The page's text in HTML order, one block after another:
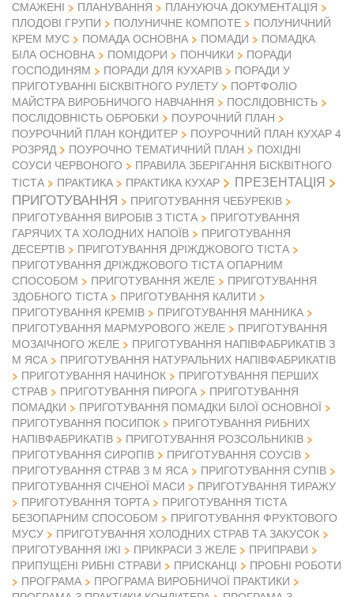
СМАЖЕНІ ПЛАНУВАННЯ
ПЛАНУЮЧА ДОКУМЕНТАЦІЯ
ПЛОДОВІ ГРУПИ
ПОЛУНИЧНЕ КОМПОТЕ
ПОЛУНИЧНИЙ
КРЕМ МУС
ПОМАДА ОСНОВНА ПОМАДИ
ПОМАДКА
БІЛА ОСНОВНА
ПОМІДОРИ ПОНЧИКИ
ПОРАДИ
ГОСПОДИНЯМ
ПОРАДИ ДЛЯ КУХАРІВ
ПОРАДИ У
ПРИГОТУВАННІ БІСКВІТНОГО РУЛЕТУ
ПОРТФОЛІО
МАЙСТРА ВИРОБНИЧОГО НАВЧАННЯ
ПОСЛІДОВНІСТЬ
ПОСЛІДОВНІСТЬ ОБРОБКИ
ПОУРОЧНИЙ ПЛАН
ПОУРОЧНИЙ ПЛАН КОНДИТЕР
ПОУРОЧНИЙ ПЛАН КУХАР 4
РОЗРЯД
ПОУРОЧНО ТЕМАТИЧНИЙ ПЛАН
ПОХІДНІ
СОУСИ ЧЕРВОНОГО
ПРАВИЛА ЗБЕРІГАННЯ БІСКВІТНОГО
ТІСТА
ПРАКТИКА ПРАКТИКА КУХАР
ПРЕЗЕНТАЦІЯ
ПРИГОТУВАННЯ
ПРИГОТУВАННЯ ЧЕБУРЕКІВ
ПРИГОТУВАННЯ ВИРОБІВ З ТІСТА
ПРИГОТУВАННЯ
ГАРЯЧИХ ТА ХОЛОДНИХ НАПОЇВ
ПРИГОТУВАННЯ
ДЕСЕРТІВ
ПРИГОТУВАННЯ ДРІЖДЖОВОГО ТІСТА
ПРИГОТУВАННЯ ДРІЖДЖОВОГО ТІСТА ОПАРНИМ
СПОСОБОМ
ПРИГОТУВАННЯ ЖЕЛЕ
ПРИГОТУВАННЯ
ЗДОБНОГО ТІСТА
ПРИГОТУВАННЯ КАЛИТИ
ПРИГОТУВАННЯ КРЕМІВ
ПРИГОТУВАННЯ МАННИКА
ПРИГОТУВАННЯ МАРМУРОВОГО ЖЕЛЕ
ПРИГОТУВАННЯ
МОЗАІЧНОГО ЖЕЛЕ
ПРИГОТУВАННЯ НАПІВФАБРИКАТІВ З
М ЯСА
ПРИГОТУВАННЯ НАТУРАЛЬНИХ НАПІВФАБРИКАТІВ
ПРИГОТУВАННЯ НАЧИНОК
ПРИГОТУВАННЯ ПЕРШИХ
СТРАВ
ПРИГОТУВАННЯ ПИРОГА
ПРИГОТУВАННЯ
ПОМАДКИ
ПРИГОТУВАННЯ ПОМАДКИ БІЛОЇ ОСНОВНОЇ
ПРИГОТУВАННЯ ПОСИПОК
ПРИГОТУВАННЯ РИБНИХ
НАПІВФАБРИКАТІВ
ПРИГОТУВАННЯ РОЗСОЛЬНИКІВ
ПРИГОТУВАННЯ СИРОПІВ
ПРИГОТУВАННЯ СОУСІВ
ПРИГОТУВАННЯ СТРАВ З М ЯСА
ПРИГОТУВАННЯ СУПІВ
ПРИГОТУВАННЯ СІЧЕНОЇ МАСИ
ПРИГОТУВАННЯ ТИРАЖУ
ПРИГОТУВАННЯ ТОРТА
ПРИГОТУВАННЯ ТІСТА
БЕЗОПАРНИМ СПОСОБОМ
ПРИГОТУВАННЯ ФРУКТОВОГО
МУСУ
ПРИГОТУВАННЯ ХОЛОДНИХ СТРАВ ТА ЗАКУСОК
ПРИГОТУВАННЯ ІЖІ
ПРИКРАСИ З ЖЕЛЕ
ПРИПРАВИ
ПРИПУЩЕНІ РИБНІ СТРАВИ
ПРИСКАНЦІ
ПРОБНІ РОБОТИ
ПРОГРАМА
ПРОГРАМА ВИРОБНИЧОЇ ПРАКТИКИ